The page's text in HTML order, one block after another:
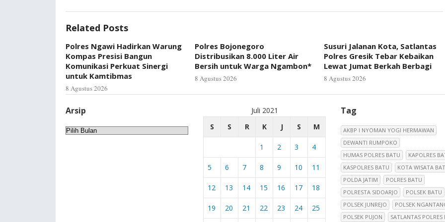
Related Posts
Polres Ngawi Hadirkan Warung
Kompas Presisi Bangun
Komunikasi Perkuat Sinergi
untuk Kamtibmas
8 Agustus 2026
Polres Bojonegoro
Distribusikan 8.000 Liter Air
Bersih untuk Warga Ngambon*
8 Agustus 2026
Susuri Jalanan Kota, Satlantas
Polres Gresik Tebar Kebaikan
Lewat Jumat Berkah Berbagi
8 Agustus 2026
Arsip
Arsip
Juli 2021
S
S R K J S M
1 2 3 4
5 6 7 8 9 10 11
12 13 14 15 16 17 18
19 20 21 22 23 24 25
Tag
AKBP I NYOMAN YOGI HERMAWAN
DEWANTI RUMPOKO
HUMAS POLRES BATU
KAPOLRES
KASPOLRES BATU
KOTA WISATA
POLDA JATIM
POLRES BATU
POLRESTA SIDOARJO
POLSEK BATU
POLSEK JUNREJO
POLSEK
POLSEK PUJON
SATLANTAS POLRES